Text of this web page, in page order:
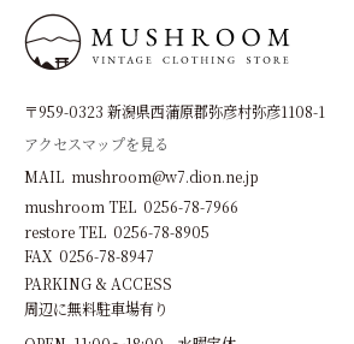
〒959-0323 新潟県西蒲原郡弥彦村弥彦1108-1
アクセスマップを見る
MAIL mushroom@w7.dion.ne.jp
mushroom TEL 0256-78-7966
restore TEL 0256-78-8905
FAX 0256-78-8947
PARKING & ACCESS
周辺に無料駐車場有り